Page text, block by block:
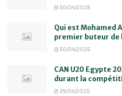
30/04/2025
Qui est Mohamed
premier buteur de
30/04/2025
CAN U20 Egypte
durant la
29/04/2025